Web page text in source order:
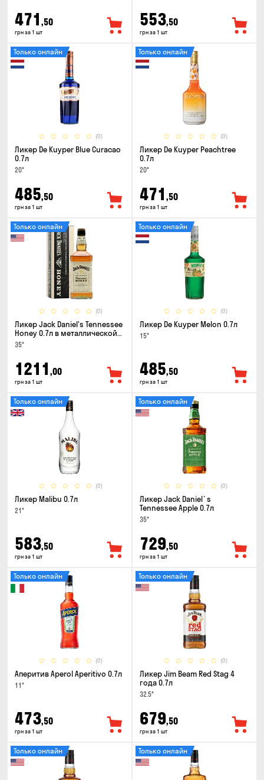
471 ,50
грн за 1 шт
553,50
грн за 1 шт
(0)
Только онлайн
Ликер De Kuyper Blue Curacao
0.7л
20°
485,50
грн за 1 шт
(0)
Только онлайн
Ликер De Kuyper Peachtree
0.7л
20°
471 ,50
грн за 1 шт
(0)
Только онлайн
Ликер Jack Daniel's Tennessee
Honey 0.7л в металлической
коробке
35°
1211 ,00
грн за 1 шт
(0)
Только онлайн
Ликер De Kuyper Melon 0.7л
15°
485,50
грн за 1 шт
(0)
Только онлайн
Ликер Malibu 0.7л
21°
583,50
грн за 1 шт
(0)
Только онлайн
Ликер Jack Daniel`s
Tennessee Apple 0.7л
35°
729,50
грн за 1 шт
(0)
Только онлайн
Аперитив Aperol Aperitivo 0.7л
11°
473,50
грн за 1 шт
(0)
Только онлайн
Ликер Jim Beam Red Stag 4
года 0.7л
32.5°
679,50
грн за 1 шт
Только онлайн Только онлайн